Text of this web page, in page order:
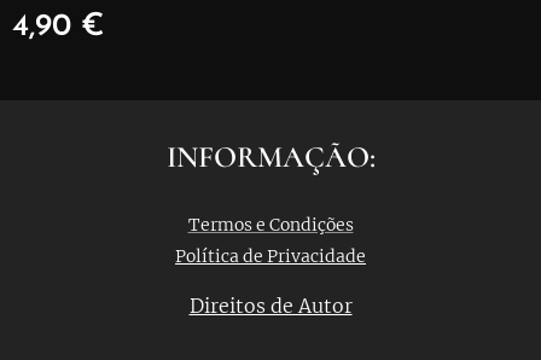
4,90 €
INFORMAÇÃO:
Termos e Condições
Política de Privacidade
Direitos de Autor